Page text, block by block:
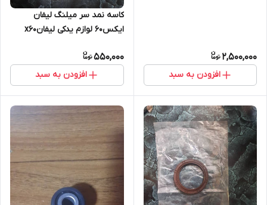
2,500,000
افزودن به سبد
کاسه نمد سر میلنگ لیفان
ایکس۶۰ لوازم یدکی لیفانx60
550,000
افزودن به سبد